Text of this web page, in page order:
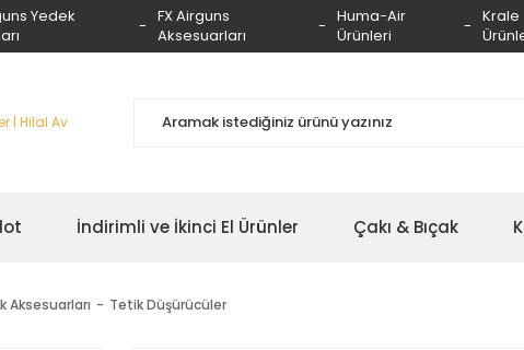
Yedek
FX Airguns
Aksesuarları
Huma-Air
Ürünleri
Krale
İndirimli ve İkinci El Ürünler Çakı & Bıçak
Aksesuarları Tetik Düşürücüler